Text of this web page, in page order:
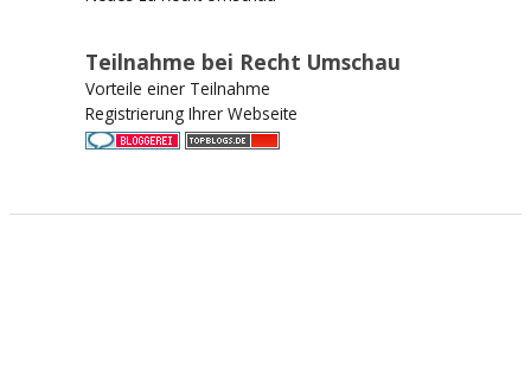
Teilnahme bei Recht Umschau
Vorteile einer Teilnahme
Registrierung Ihrer Webseite